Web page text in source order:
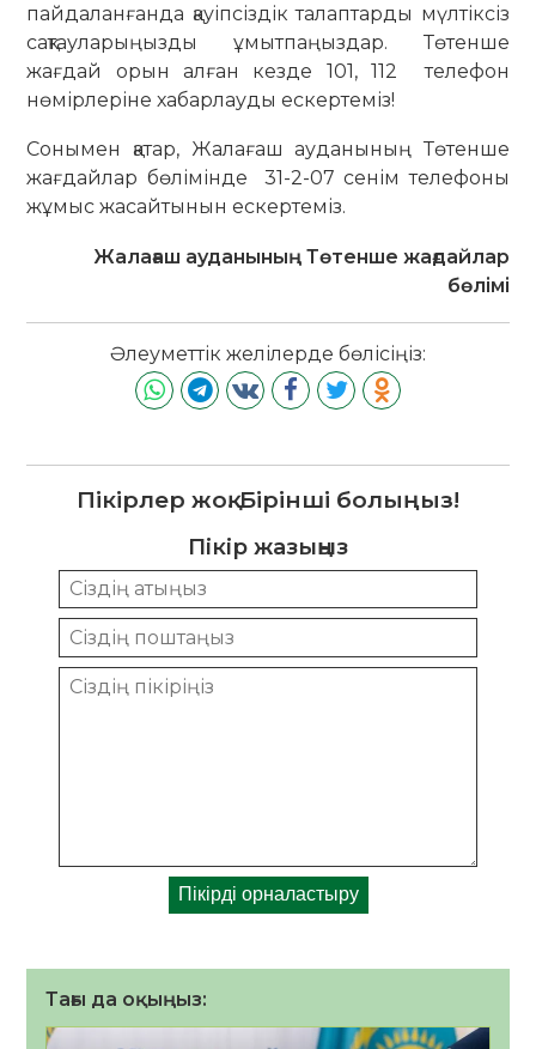
пайдаланғанда қауіпсіздік талаптарды мүлтіксіз
сақтауларыңызды ұмытпаңыздар. Төтенше
жағдай орын алған кезде 101, 112 телефон
нөмірлеріне хабарлауды ескертеміз!
Сонымен қатар, Жалағаш ауданының Төтенше
жағдайлар бөлімінде 31-2-07 сенім телефоны
жұмыс жасайтынын ескертеміз.
Жалағаш ауданының Төтенше жағдайлар
бөлімі
Әлеуметтік желілерде бөлісіңіз:
Пікірлер жоқ. Бірінші болыңыз!
Пікір жазыңыз
Тағы да оқыңыз: